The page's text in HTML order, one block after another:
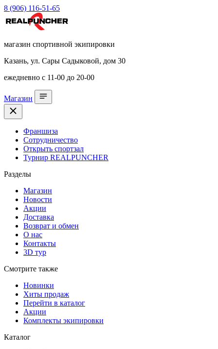
8 (906) 116-51-65
магазин спортивной экипировки
Казань, ул. Сары Садыковой, дом 30
ежедневно с 11-00 до 20-00
Магазин
Франшиза
Сотрудничество
Открыть спортзал
Турнир REALPUNCHER
Разделы
Магазин
Новости
Акции
Доставка
Возврат и обмен
О нас
Контакты
3D тур
Смотрите также
Новинки
Хиты продаж
Перейти в каталог
Акции
Комплекты экипировки
Каталог